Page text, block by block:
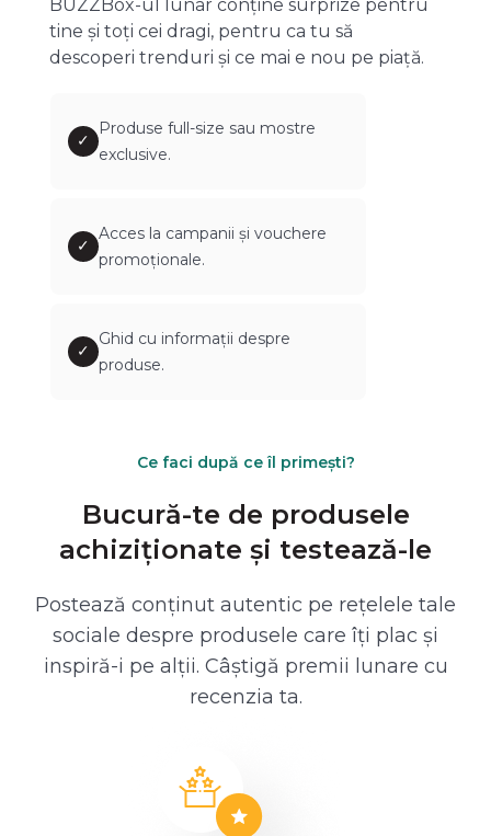
BUZZBox-ul lunar conține surprize pentru
tine și toți cei dragi, pentru ca tu să
descoperi trenduri și ce mai e nou pe piață.
✓
Produse full-size sau mostre
exclusive.
✓
Acces la campanii și vouchere
promoționale.
✓
Ghid cu informații despre
produse.
Ce faci după ce îl primești?
Bucură-te de produsele
achiziționate și testează-le
Postează conținut autentic pe rețelele tale
sociale despre produsele care îți plac și
inspiră-i pe alții. Câștigă premii lunare cu
recenzia ta.